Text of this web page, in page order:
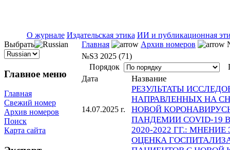
О журнале Издательская этика ИИ и публикационная
Выбрать
Главное меню
Главная
Свежий номер
Архив номеров
Поиск
Карта сайта
Главная Архив номеров
№S3 2025 (71)
Порядок
Дата
Название
14.07.2025 г.
РЕЗУЛЬТАТЫ
НАПРАВЛЕННЫХ НА
НОВОЙ
ПАНДЕМИИ COVID-19
2020-2022 ГГ.:
ОЦЕНКА